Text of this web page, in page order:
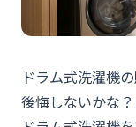
ドラム式洗濯機
後悔しないかな